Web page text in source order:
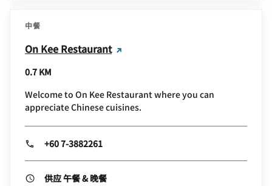
中餐
On Kee Restaurant
0.7 KM
Welcome to On Kee Restaurant where you can
appreciate Chinese cuisines.
+60 7-3882261
供应 午餐 & 晚餐